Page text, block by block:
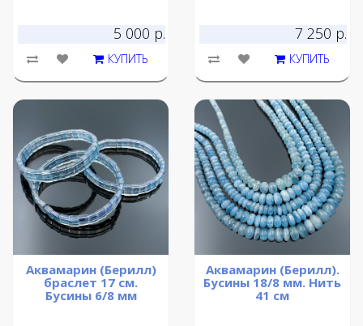
5 000 р.
КУПИТЬ
7 250 р.
КУПИТЬ
Аквамарин (Берилл)
браслет 17 см.
Бусины 6/8 мм
Аквамарин (Берилл).
Бусины 18/8 мм. Нить
41 см